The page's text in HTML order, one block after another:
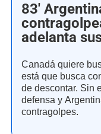
83'
adelanta
Canadá quiere
está que busca
de descontar. Sin
defensa y
contragolpes.